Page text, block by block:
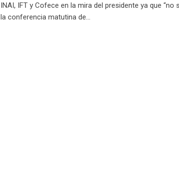
INAI, IFT y Cofece en la mira del presidente ya que “no
la conferencia matutina de…